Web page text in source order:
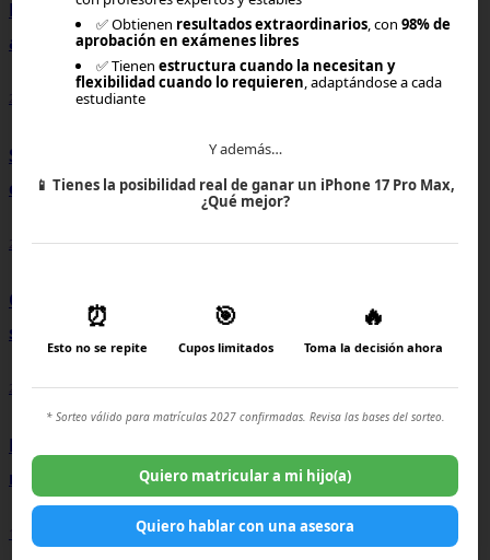
Déficit atencional y colegio: cuando el entorno de
aprendizaje también importa
25-06-2026, 21:35
Simulador de puntaje PAES: ¿Cómo saber si estás
cerca de entrar a la carrera que quieres?
25-06-2026, 21:00
Carreras técnicas en Chile: opciones, empleabilidad y
sueldos aproximados
24-06-2026, 14:00
Ranking de universidades chilenas: ¿Cómo elegir la
mejor?
✅ Obtienen resultados extraordinarios, con98% de
aprobación en exámenes libres
✅ Tienenestructura cuando la necesitan y
flexibilidad cuando lo requieren, adaptándose a cada
estudiante
Y además…
📱 Tienes la posibilidad real de ganar un iPhone 17 Pro Max,
¿Qué mejor?
⏰
Esto no se repite
🎯
Cupos limitados
🔥
Toma la decisión ahora
* Sorteo válido para matrículas 2027 confirmadas. Revisa las bases del sorteo.
Quiero matricular a mi hijo(a)
Quiero hablar con una asesora